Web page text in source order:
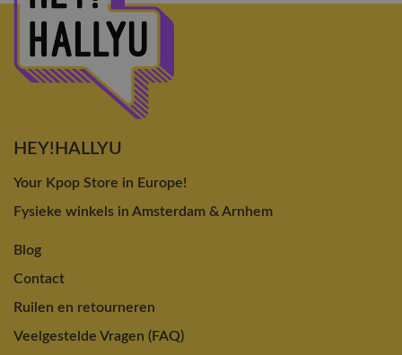
HEY!HALLYU
Your Kpop Store in Europe!
Fysieke winkels in Amsterdam & Arnhem
Blog
Contact
Ruilen en retourneren
Veelgestelde Vragen (FAQ)